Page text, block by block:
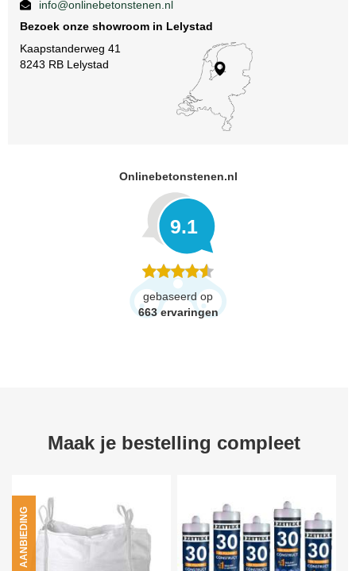
info@onlinebetonstenen.nl
Bezoek onze showroom in Lelystad
Kaapstanderweg 41
8243 RB Lelystad
Onlinebetonstenen.nl
9.1
gebaseerd op
663 ervaringen
Maak je bestelling compleet
AANBIEDING